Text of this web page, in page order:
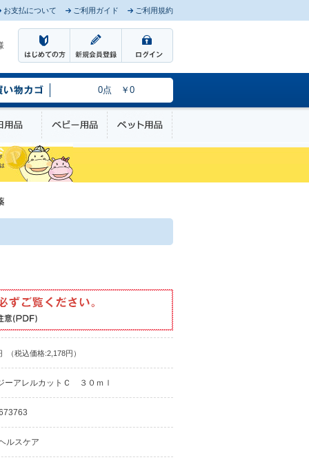
お支払について ご利用ガイド ご利用規約
0点 ￥0
ア 日用品 ベビー用品 ペット用品
（税込価格:2,178円）
ーアレルカットＣ ３０ｍｌ
ルスケア